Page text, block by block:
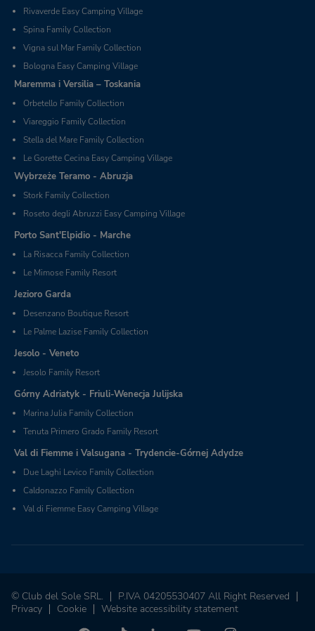
Rivaverde Easy Camping Village
Spina Family Collection
Vigna sul Mar Family Collection
Bologna Easy Camping Village
Maremma i Versilia – Toskania
Orbetello Family Collection
Viareggio Family Collection
Stella del Mare Family Collection
Le Gorette Cecina Easy Camping Village
Wybrzeże Teramo - Abruzja
Stork Family Collection
Roseto degli Abruzzi Easy Camping Village
Porto Sant'Elpidio - Marche
La Risacca Family Collection
Le Mimose Family Resort
Jezioro Garda
Desenzano Boutique Resort
Le Palme Lazise Family Collection
Jesolo - Veneto
Jesolo Family Resort
Górny Adriatyk - Friuli-Wenecja Julijska
Marina Julia Family Collection
Tenuta Primero Grado Family Resort
Val di Fiemme i Valsugana - Trydencie-Górnej Adydze
Due Laghi Levico Family Collection
Caldonazzo Family Collection
Val di Fiemme Easy Camping Village
© Club del Sole SRL.
P.IVA 04205530407 All Right Reserved
Privacy
Cookie Website accessibility statement